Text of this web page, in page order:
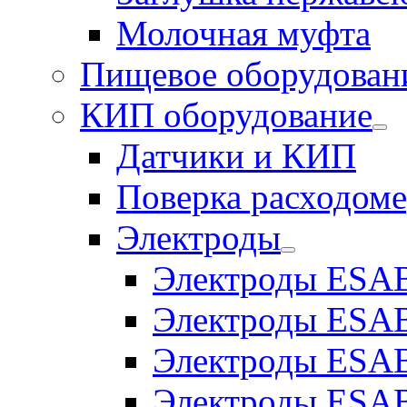
Молочная муфта
Пищевое
КИП оборудование
Датчики и КИП
Поверка
Электроды
Электроды
Электроды
Электроды